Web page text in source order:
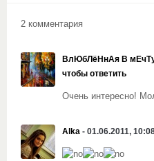
2 комментария
ВлЮбЛёНнАя В
чтобы ответить
Очень интересно!
Alka - 01.06.2011,